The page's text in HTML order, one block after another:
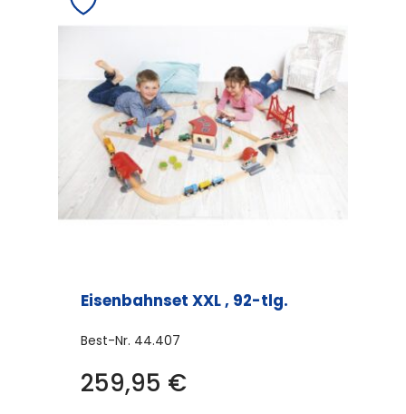
Eisenbahnset XXL , 92-tlg.
Best-Nr. 44.407
259,95 €